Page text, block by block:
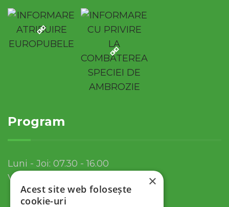
Program
Luni - Joi: 07.30 - 16.00
Vineri: 07.30 - 13.30
×
Acest site web folosește
cookie-uri